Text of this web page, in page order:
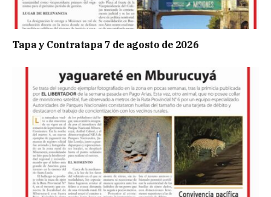
Tapa y Contratapa 7 de agosto de 2026